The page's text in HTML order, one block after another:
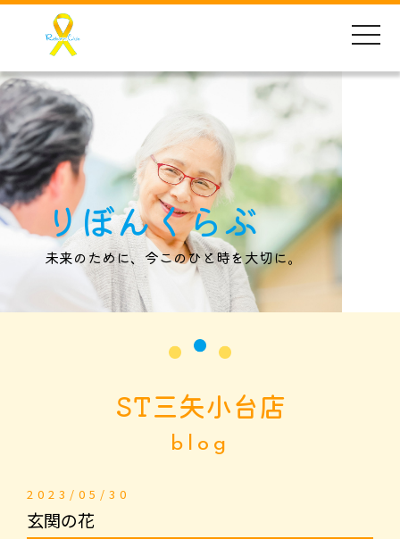
toggle
りぼんくらぶ
未来のために、今このひと時を大切に。
ST三矢小台店
blog
2023/05/30
玄関の花